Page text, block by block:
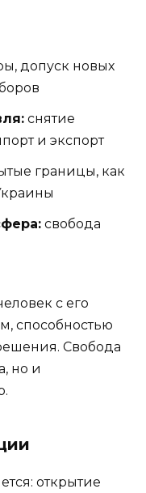
допуск новых
снятие
и экспорт
границы, как
свобода
с его
способностью
Свобода
но и
открытие